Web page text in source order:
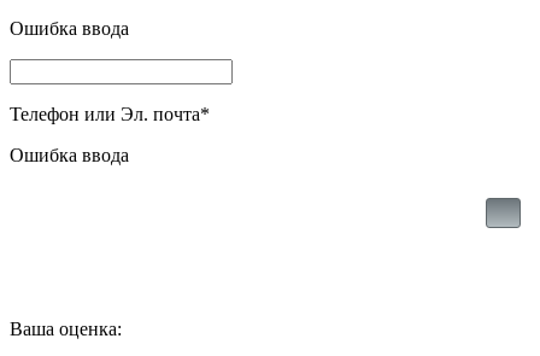
Ошибка ввода
Телефон или Эл. почта*
Ошибка ввода
Ваша оценка: